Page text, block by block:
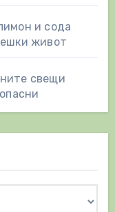
и сода
живот
свещи